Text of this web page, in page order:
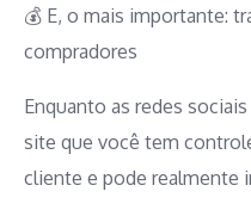
💰 E, o mais importante:
compradores
Enquanto as redes
site que você tem
cliente e pode realmente